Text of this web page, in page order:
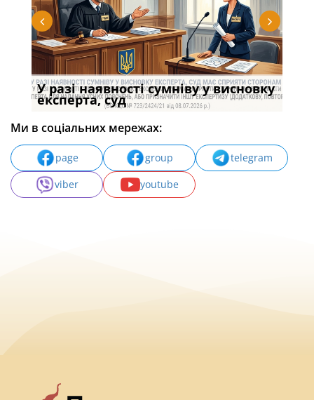
У разі наявності сумніву у висновку
експерта, суд
Ми в соціальних мережах:
page group
telegram
viber
youtube